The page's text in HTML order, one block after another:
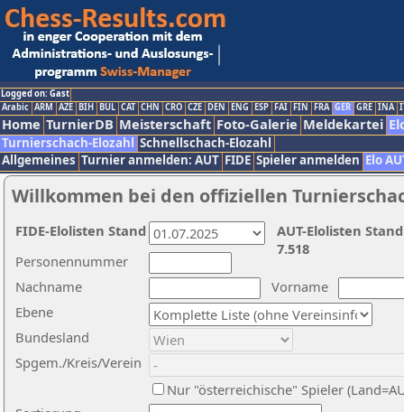
Logged on: Gast
Arabic ARM AZE BIH BUL CAT CHN CRO CZE DEN ENG ESP FAI FIN FRA GER GRE INA
Home TurnierDB Meisterschaft Foto-Galerie Meldekartei
Turnierschach-Elozahl Schnellschach-Elozahl
Allgemeines Turnier anmelden: AUT FIDE Spieler anmelden Elo
Willkommen bei den offiziellen
Nachname
Vorname
Ebene
Personennummer
Bundesland
Spgem./Kreis/Verein
Nur "österreichische" Spieler
AUT-Elolisten
7.518
FIDE-Elolisten Stand